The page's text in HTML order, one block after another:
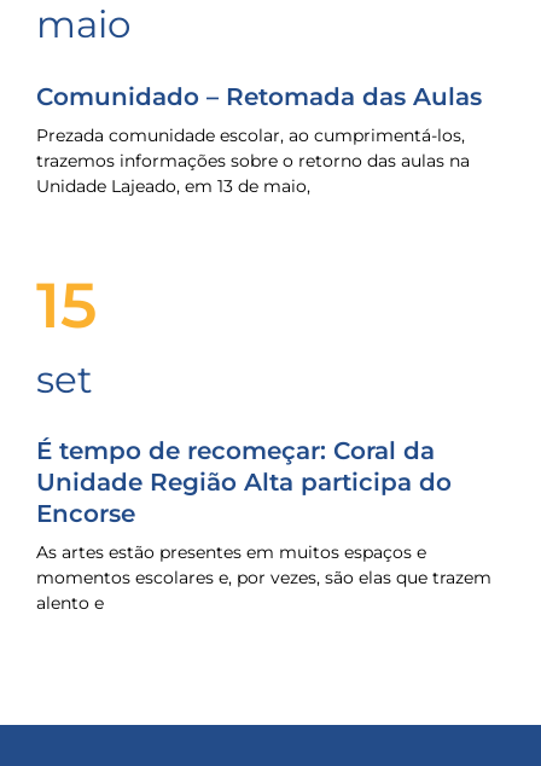
maio
Comunidado – Retomada das Aulas
Prezada comunidade escolar, ao cumprimentá-los,
trazemos informações sobre o retorno das aulas na
Unidade Lajeado, em 13 de maio,
15
set
É tempo de recomeçar: Coral da
Unidade Região Alta participa do
Encorse
As artes estão presentes em muitos espaços e
momentos escolares e, por vezes, são elas que trazem
alento e